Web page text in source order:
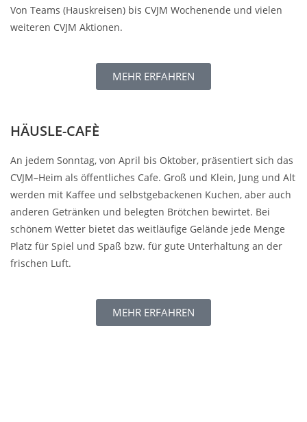
Von Teams (Hauskreisen) bis CVJM Wochenende und vielen
weiteren CVJM Aktionen.
MEHR ERFAHREN
HÄUSLE-CAFÈ
An jedem Sonntag, von April bis Oktober, präsentiert sich das
CVJM–Heim als öffentliches Cafe. Groß und Klein, Jung und Alt
werden mit Kaffee und selbstgebackenen Kuchen, aber auch
anderen Getränken und belegten Brötchen bewirtet. Bei
schönem Wetter bietet das weitläufige Gelände jede Menge
Platz für Spiel und Spaß bzw. für gute Unterhaltung an der
frischen Luft.
MEHR ERFAHREN